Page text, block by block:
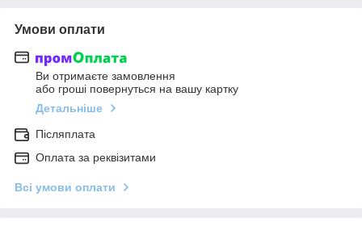
Умови оплати
Ви отримаєте замовлення
або гроші повернуться на вашу картку
Детальніше
Післяплата
Оплата за реквізитами
Всі умови оплати